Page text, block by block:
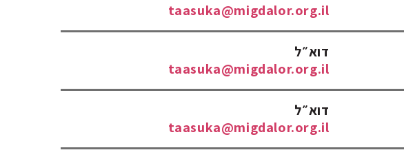
taasuka@migdalor.org.il
דוא״ל
taasuka@migdalor.org.il
דוא״ל
taasuka@migdalor.org.il